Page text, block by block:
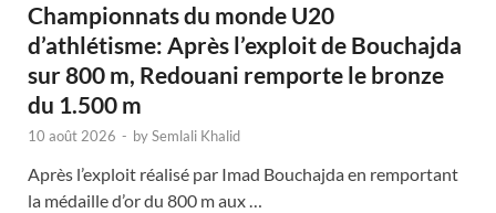
Championnats du monde U20
d’athlétisme: Après l’exploit de Bouchajda
sur 800 m, Redouani remporte le bronze
du 1.500 m
10 août 2026 - bySemlali Khalid
Après l’exploit réalisé par Imad Bouchajda en remportant
la médaille d’or du 800 m aux …